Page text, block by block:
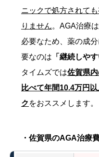
ニックで処方されて
りません。AGA治療
必要なため、薬の成
要なのは 「継続しや
タイムズでは佐賀県
比べて年間10.4万円
ク をおススメします。
・佐賀県のAGA治療